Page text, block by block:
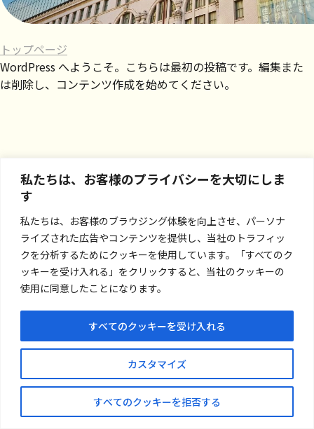
私たちは、お客様のプライバシーを大切にしま
す
私たちは、お客様のブラウジング体験を向上させ、パーソナ
ライズされた広告やコンテンツを提供し、当社のトラフィッ
クを分析するためにクッキーを使用しています。「すべてのク
ッキーを受け入れる」をクリックすると、当社のクッキーの
使用に同意したことになります。
カスタマイズ
すべてのクッキーを拒否する
すべてのクッキーを受け入れる
トップページ
WordPress へようこそ。こちらは最初の投稿です。編集また
は削除し、コンテンツ作成を始めてください。
お問い合わせ
プライバシーポリシー
© Nankaishoji Co.,Ltd.